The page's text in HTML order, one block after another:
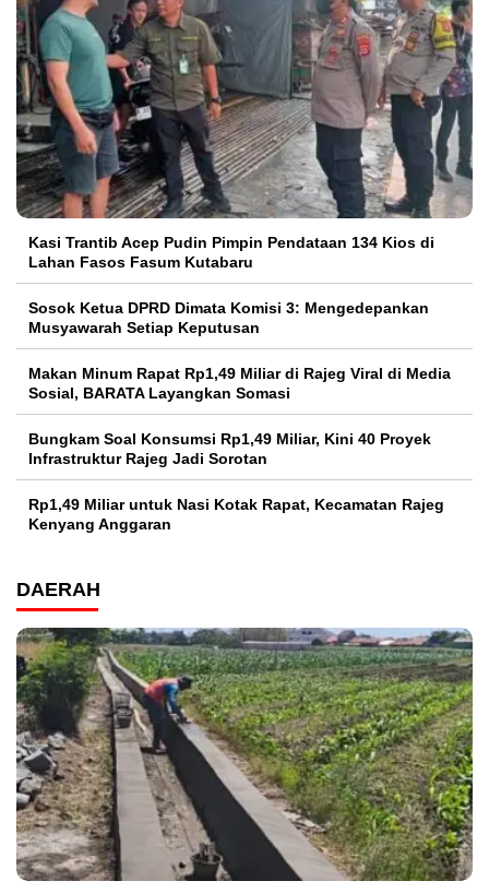
Kasi Trantib Acep Pudin Pimpin Pendataan 134 Kios di
Lahan Fasos Fasum Kutabaru
Sosok Ketua DPRD Dimata Komisi 3: Mengedepankan
Musyawarah Setiap Keputusan
Makan Minum Rapat Rp1,49 Miliar di Rajeg Viral di Media
Sosial, BARATA Layangkan Somasi
Bungkam Soal Konsumsi Rp1,49 Miliar, Kini 40 Proyek
Infrastruktur Rajeg Jadi Sorotan
Rp1,49 Miliar untuk Nasi Kotak Rapat, Kecamatan Rajeg
Kenyang Anggaran
DAERAH